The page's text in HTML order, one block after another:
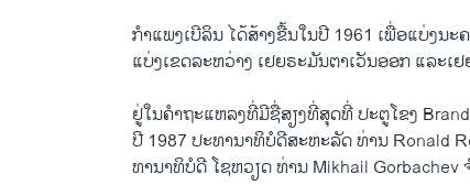
ກໍາ​ແພງ​ເບີ​ລິນ ​ໄດ້​ສ້າງ​ຂື້ນ​ໃນ​ປີ 1961 ເພື່ອ​ແບ່ງ​ນ
ແບ່ງ​ເຂດ​ລະຫວ່າງ ​ເຢຍຣະ​ມັນ​ຕາ​ເວັນ​ອອກ ​ແລະ​ເ
ຢູ່​ໃນຄໍາ​ຖະ​ແຫລ​ງທີ່​ມີ​ຊື່​ສຽງ​ທີ່​ສຸດ​ທີ່ ປະຕູ​ໂຂງ
ປີ 1987 ປະທານາທິບໍດີສະຫະລັດ ທ່ານ Ronald
ທານາທິບໍດີ ​ໂຊ​ຫວຽດ ທ່ານ Mikhail Gorbachev